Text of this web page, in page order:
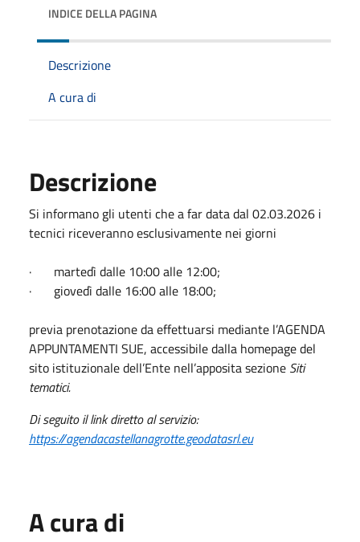
INDICE DELLA PAGINA
Descrizione
A cura di
Descrizione
Si informano gli utenti che a far data dal 02.03.2026 i
tecnici riceveranno esclusivamente nei giorni
· martedì dalle 10:00 alle 12:00;
· giovedì dalle 16:00 alle 18:00;
previa prenotazione da effettuarsi mediante l’AGENDA
APPUNTAMENTI SUE, accessibile dalla homepage del
sito istituzionale dell’Ente nell’apposita sezione Siti
tematici.
Di seguito il link diretto al servizio:
https://agendacastellanagrotte.geodatasrl.eu
A cura di